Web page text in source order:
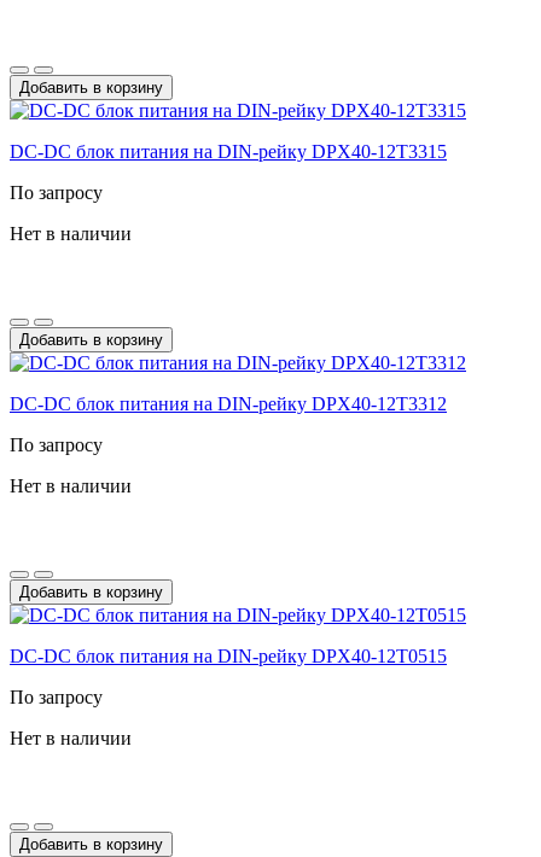
Добавить в корзину
DC-DС блок питания на DIN-рейку DPX40-12T3315
По запросу
Нет в наличии
Добавить в корзину
DC-DС блок питания на DIN-рейку DPX40-12T3312
По запросу
Нет в наличии
Добавить в корзину
DC-DС блок питания на DIN-рейку DPX40-12T0515
По запросу
Нет в наличии
Добавить в корзину